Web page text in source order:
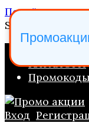
Перейти к
Search for:
КАТАЛОГИ
Промокоды
Вход
Промоакци